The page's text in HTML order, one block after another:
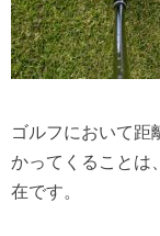
ゴルフにおいて距
かってくることは
在です。